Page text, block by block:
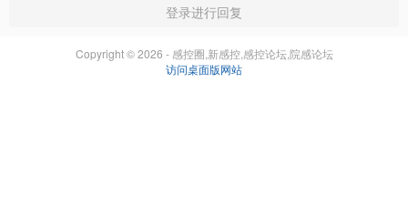
登录进行回复
Copyright © 2026 - 感控圈,新感控,感控论坛,院感论坛
访问桌面版网站